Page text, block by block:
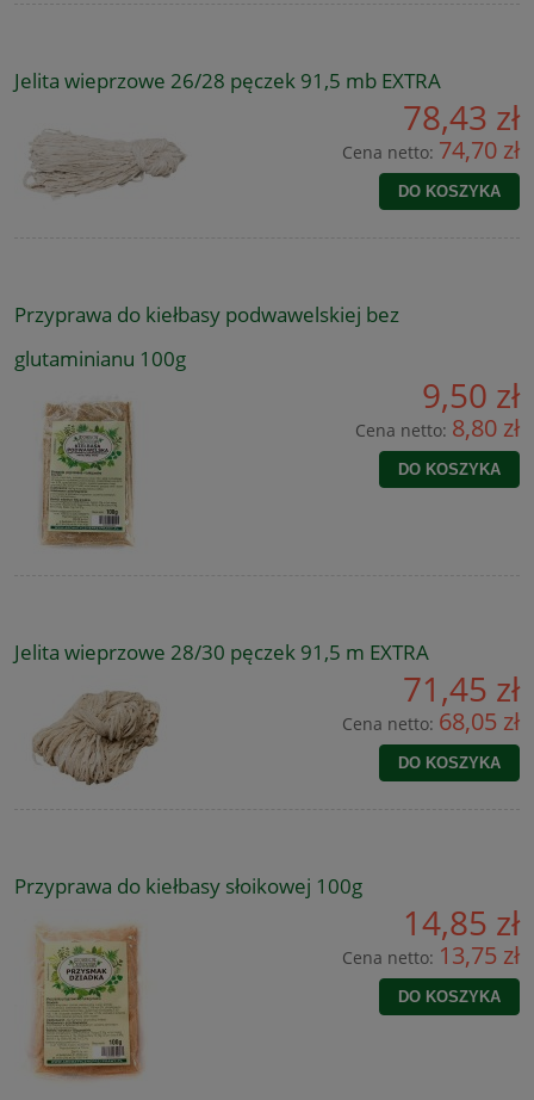
Jelita wieprzowe 26/28 pęczek 91,5 mb EXTRA
78,43 zł
Cena netto: 74,70 zł
DO KOSZYKA
Przyprawa do kiełbasy podwawelskiej bez
glutaminianu 100g
9,50 zł
Cena netto: 8,80 zł
DO KOSZYKA
Jelita wieprzowe 28/30 pęczek 91,5 m EXTRA
71,45 zł
Cena netto: 68,05 zł
DO KOSZYKA
Przyprawa do kiełbasy słoikowej 100g
14,85 zł
Cena netto: 13,75 zł
DO KOSZYKA